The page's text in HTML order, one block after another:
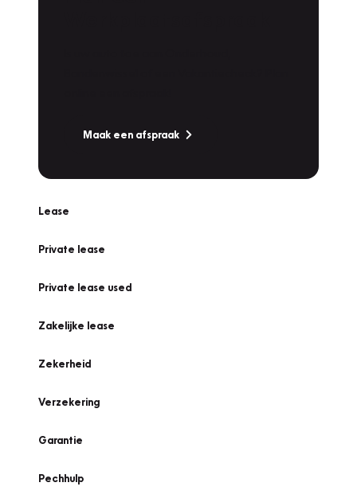
Maak een afspraak
Lease
Private lease
Private lease used
Zakelijke lease
Zekerheid
Verzekering
Garantie
Pechhulp